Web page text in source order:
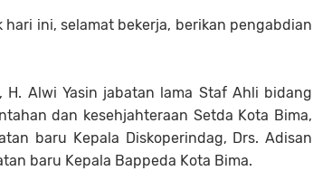
ini, selamat bekerja, berikan pengabdian
Alwi Yasin jabatan lama Staf Ahli bidang
dan kesehjahteraan Setda Kota Bima,
baru Kepala Diskoperindag, Drs. Adisan
baru Kepala Bappeda Kota Bima.